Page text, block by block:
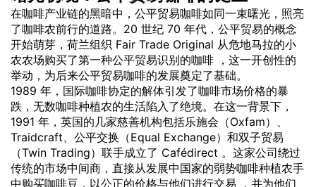
在咖啡产业链的黑暗中，公平贸易咖啡如同一束曙光，照亮
了咖啡农前行的道路。20 世纪 70 年代，公平贸易的概念
开始萌芽，荷兰组织 Fair Trade Original 从危地马拉的小
农农场购买了第一种公平贸易识别的咖啡 ，这一开创性的
举动，为后来公平贸易咖啡的发展奠定了基础。
1989 年，国际咖啡协定的解体引发了咖啡市场价格的暴
跌，无数咖啡种植农的生活陷入了绝境。在这一背景下，
1991 年，英国的几家慈善机构包括乐施会（Oxfam）、
Traidcraft、公平交换（Equal Exchange）和双子贸易
（Twin Trading）联手成立了 Cafédirect 。这家公司绕过
传统的市场中间商，直接从发展中国家的弱势咖啡种植农手
中购买咖啡豆，以公正的价格与他们进行交易 ，并为他们